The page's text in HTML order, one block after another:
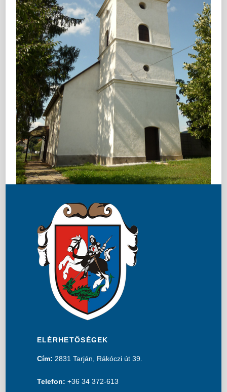
ELÉRHETŐSÉGEK
Cím: 2831 Tarján, Rákóczi út 39.
Telefon: +36 34 372-613